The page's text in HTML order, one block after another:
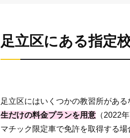
足立区にある指定
足立区にはいくつかの教習所があ
生だけの料金プランを用意 （2022
マチック限定車で免許を取得する